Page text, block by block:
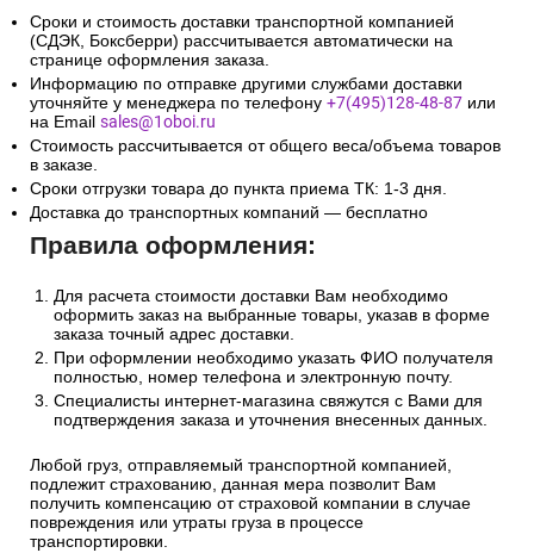
Сроки и стоимость доставки транспортной компанией
(СДЭК, Боксберри) рассчитывается автоматически на
странице оформления заказа.
Информацию по отправке другими службами доставки
уточняйте у менеджера по телефону +7(495)128-48-87 или
на Email sales@1oboi.ru
Стоимость рассчитывается от общего веса/объема товаров
в заказе.
Сроки отгрузки товара до пункта приема ТК: 1-3 дня.
Доставка до транспортных компаний — бесплатно
Правила оформления:
Для расчета стоимости доставки Вам необходимо
оформить заказ на выбранные товары, указав в форме
заказа точный адрес доставки.
При оформлении необходимо указать ФИО получателя
полностью, номер телефона и электронную почту.
Специалисты интернет-магазина свяжутся с Вами для
подтверждения заказа и уточнения внесенных данных.
Любой груз, отправляемый транспортной компанией,
подлежит страхованию, данная мера позволит Вам
получить компенсацию от страховой компании в случае
повреждения или утраты груза в процессе
транспортировки.